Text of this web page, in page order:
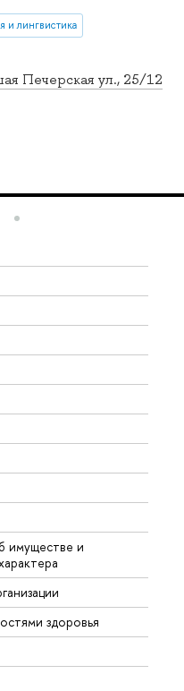
Печерская ул., 25/12
и лингвистика
имуществе и
здоровья